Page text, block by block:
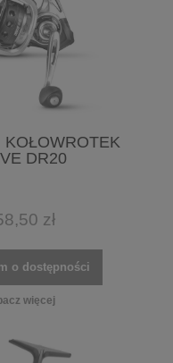
KOŁOWROTEK
DR20
zł
o dostępności
więcej